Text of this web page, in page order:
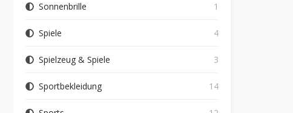
Sonnenbrille 1
Spiele 4
Spielzeug & Spiele 3
Sportbekleidung 14